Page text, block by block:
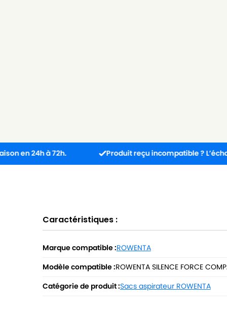
à 72h. Produit reçu incompatible ? L’échange est
Caractéristiques :
Marque compatible :ROWENTA
Modèle compatible :ROWENTA SILENCE FORCE
Catégorie de produit :Sacs aspirateur ROWENTA